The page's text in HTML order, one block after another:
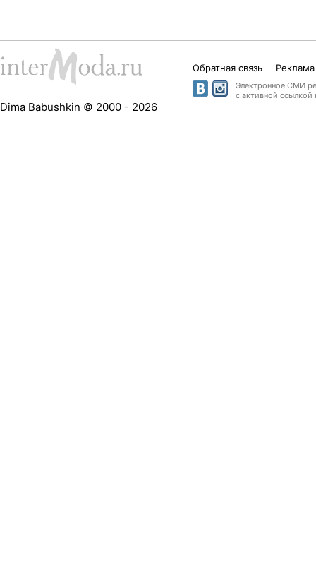
Dima Babushkin © 2000 - 2026
Обратная связь
Электронное СМИ
с активной ссылкой